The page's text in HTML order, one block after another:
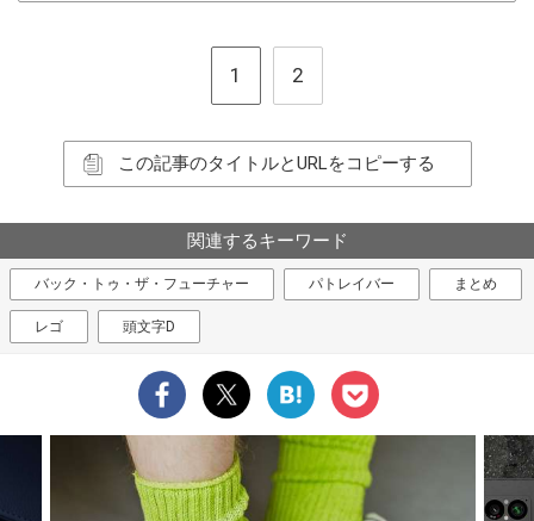
1 2
この記事のタイトルとURLをコピーする
関連するキーワード
バック・トゥ・ザ・フューチャー パトレイバー まとめ
レゴ 頭文字D